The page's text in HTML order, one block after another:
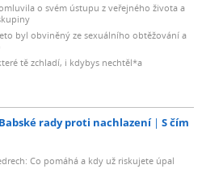
o svém ústupu z veřejného života a
byl obviněný ze sexuálního obtěžování a
tě zchladí, i kdybys nechtěl*a
Babské rady proti nachlazení
S čím
Co pomáhá a kdy už riskujete úpal